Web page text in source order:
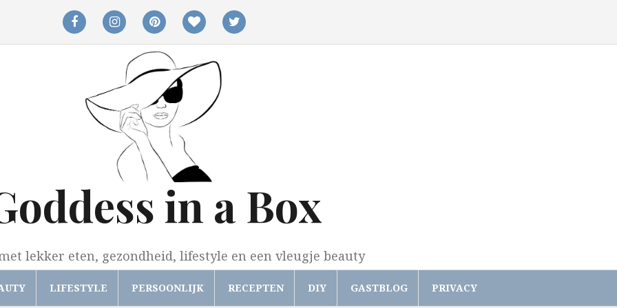
facebookinstagrampinterestbloglovintwitter
in a Box
lekker eten, gezondheid, lifestyle en een vleugje beauty
LIFESTYLE PERSOONLIJK RECEPTEN DIY GASTBLOG PRIVACY